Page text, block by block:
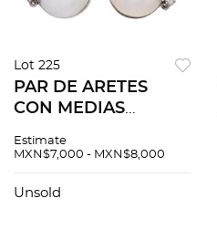
Lot 225
PAR DE ARETES
CON MEDIAS
DIAMANTES EN
Medias perlas
Estimate
MXN$7,000 - MXN$8,000
Unsold